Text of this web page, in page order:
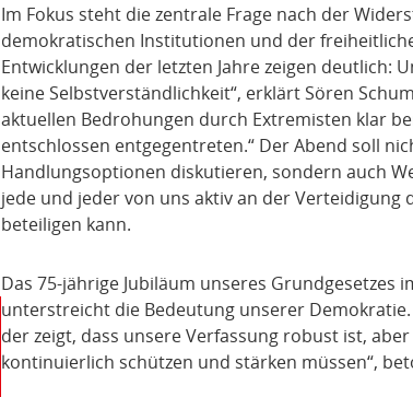
Im Fokus steht die zentrale Frage nach der
demokratischen Institutionen und der
Entwicklungen der letzten Jahre zeigen deutlich:
keine Selbstverständlichkeit“, erklärt Sören
aktuellen Bedrohungen durch Extremisten klar
entschlossen entgegentreten.“ Der Abend soll
Handlungsoptionen diskutieren, sondern auch
jede und jeder von uns aktiv an der Verteidigung
beteiligen kann.
Das 75-jährige Jubiläum unseres Grundgesetzes
unterstreicht die Bedeutung unserer Demokratie.
der zeigt, dass unsere Verfassung robust ist,
kontinuierlich schützen und stärken müssen“,